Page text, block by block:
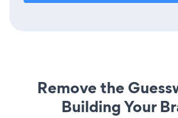
Remove the
Building Your